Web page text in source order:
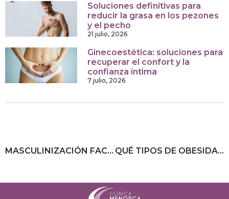
Soluciones definitivas para
reducir la grasa en los pezones
y el pecho
21 julio, 2026
Ginecoestética: soluciones para
recuperar el confort y la
confianza íntima
7 julio, 2026
MASCULINIZACIÓN FACIAL: ASÍ SE CONSIGUE QUÉ TIPOS DE OBESIDAD HAY Y CÓMO TRATARLOS